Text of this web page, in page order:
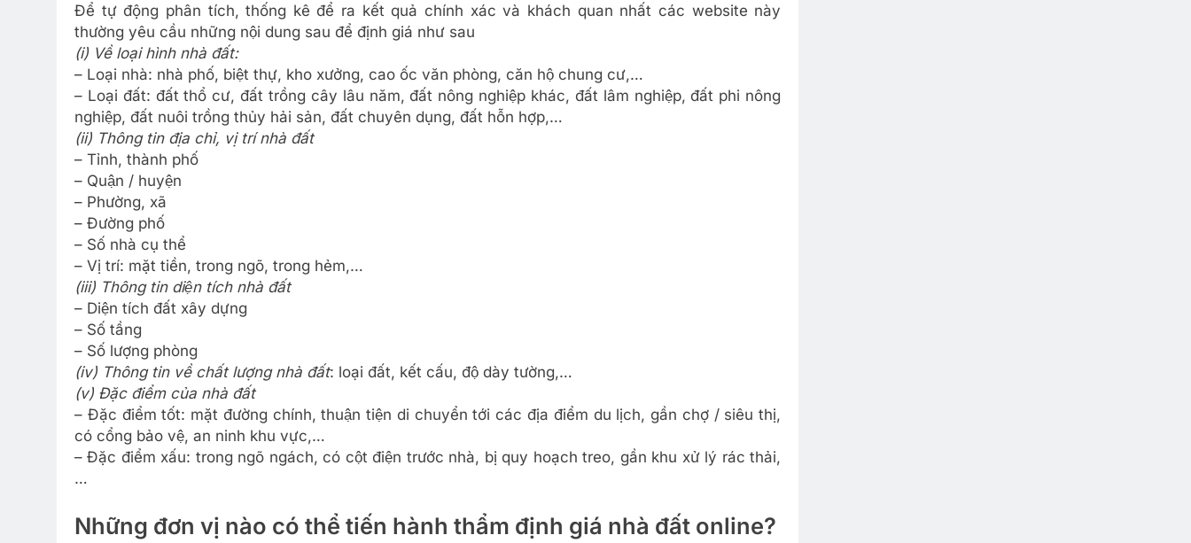
Để tự động phân tích, thống kê để ra kết quả chính xác và khách quan nhất các website này
thường yêu cầu những nội dung sau để định giá như sau
(i) Về loại hình nhà đất:
– Loại nhà: nhà phố, biệt thự, kho xưởng, cao ốc văn phòng, căn hộ chung cư,…
– Loại đất: đất thổ cư, đất trồng cây lâu năm, đất nông nghiệp khác, đất lâm nghiệp, đất phi nông
nghiệp, đất nuôi trồng thủy hải sản, đất chuyên dụng, đất hỗn hợp,…
(ii) Thông tin địa chỉ, vị trí nhà đất
– Tỉnh, thành phố
– Quận / huyện
– Phường, xã
– Đường phố
– Số nhà cụ thể
– Vị trí: mặt tiền, trong ngõ, trong hẻm,…
(iii) Thông tin diện tích nhà đất
– Diện tích đất xây dựng
– Số tầng
– Số lượng phòng
(iv) Thông tin về chất lượng nhà đất: loại đất, kết cấu, độ dày tường,…
(v) Đặc điểm của nhà đất
– Đặc điểm tốt: mặt đường chính, thuận tiện di chuyển tới các địa điểm du lịch, gần chợ / siêu thị,
có cổng bảo vệ, an ninh khu vực,…
– Đặc điểm xấu: trong ngõ ngách, có cột điện trước nhà, bị quy hoạch treo, gần khu xử lý rác thải,
…
Những đơn vị nào có thể tiến hành thẩm định giá nhà đất online?